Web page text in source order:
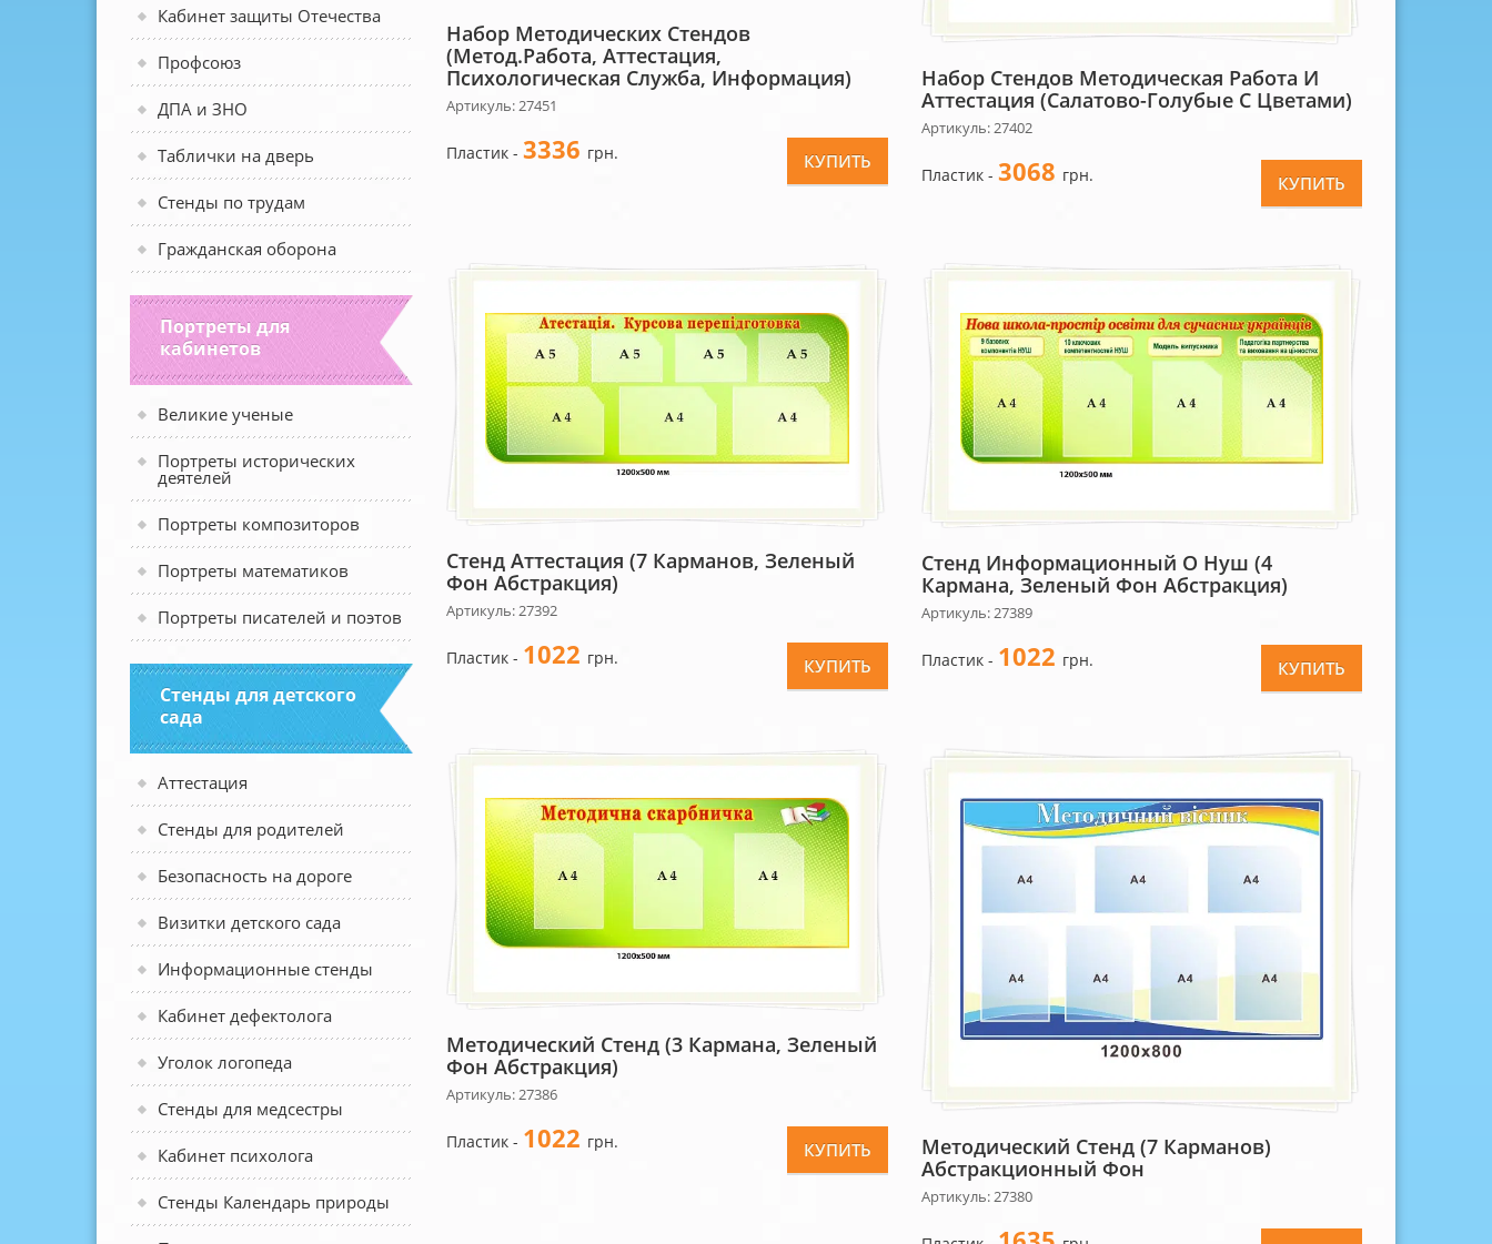
Кабинет защиты Отечества
Профсоюз
ДПА и ЗНО
Таблички на дверь
Стенды по трудам
Гражданская оборона
Портреты для
кабинетов
Великие ученые
Портреты исторических
деятелей
Портреты композиторов
Портреты математиков
Портреты писателей и поэтов
Стенды для детского
сада
Аттестация
Стенды для родителей
Безопасность на дороге
Визитки детского сада
Информационные стенды
Кабинет дефектолога
Уголок логопеда
Стенды для медсестры
Кабинет психолога
Стенды Календарь природы
Набор Методических Стендов
(Метод.работа, Аттестация,
Психологическая Служба, Информация)
Артикуль: 27451
Пластик - 3336 грн. КУПИТЬ
Набор Стендов Методическая Работа И
Аттестация (салатово-Голубые С Цветами)
Артикуль: 27402
Пластик - 3068 грн. КУПИТЬ
Стенд Аттестация (7 Карманов, Зеленый
Фон Абстракция)
Артикуль: 27392
Пластик - 1022 грн. КУПИТЬ
Стенд Информационный О Нуш (4
Кармана, Зеленый Фон Абстракция)
Артикуль: 27389
Пластик - 1022 грн. КУПИТЬ
Методический Стенд (3 Кармана, Зеленый
Фон Абстракция)
Артикуль: 27386
Пластик - 1022 грн. КУПИТЬ
Методический Стенд (7 Карманов)
Абстракционный Фон
Артикуль: 27380